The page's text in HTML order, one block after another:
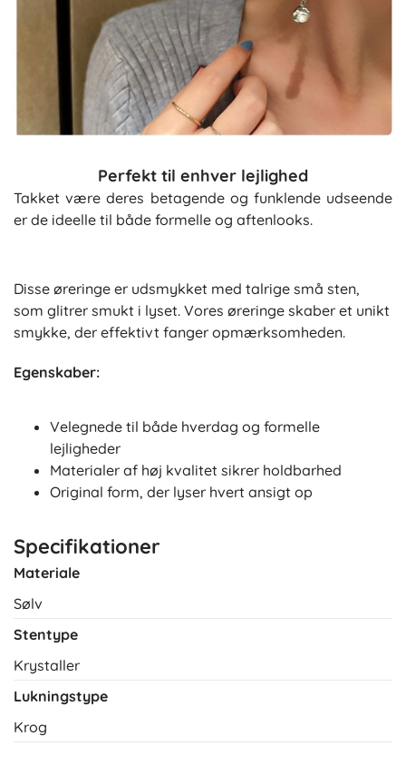
Perfekt til enhver lejlighed
Takket være deres betagende og funklende udseende
er de ideelle til både formelle og aftenlooks.
Disse øreringe er udsmykket med talrige små sten,
som glitrer smukt i lyset. Vores øreringe skaber et unikt
smykke, der effektivt fanger opmærksomheden.
Egenskaber:
Velegnede til både hverdag og formelle
lejligheder
Materialer af høj kvalitet sikrer holdbarhed
Original form, der lyser hvert ansigt op
Specifikationer
Materiale
Sølv
Stentype
Krystaller
Lukningstype
Krog